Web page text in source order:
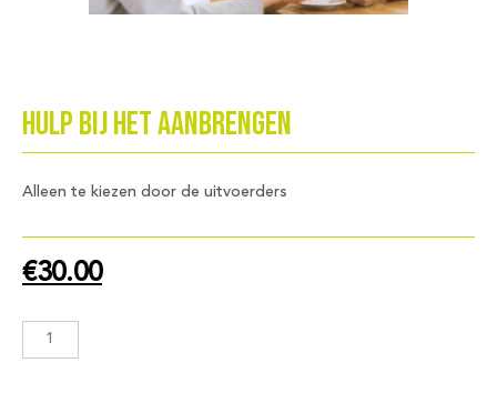
Hulp bij het aanbrengen
Alleen te kiezen door de uitvoerders
€30.00
Hulp